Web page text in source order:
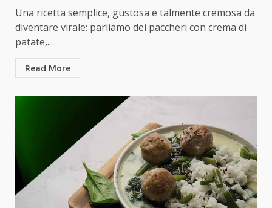
Una ricetta semplice, gustosa e talmente cremosa da
diventare virale: parliamo dei paccheri con crema di
patate,...
Read More